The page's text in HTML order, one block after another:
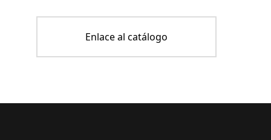
Enlace al catálogo